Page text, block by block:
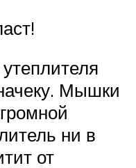
Мышки
ни в
от